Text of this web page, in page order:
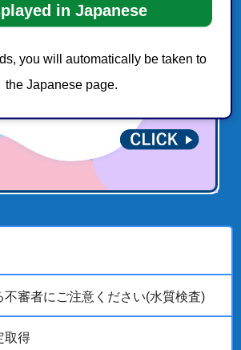
in Japanese
you will automatically be taken to
the Japanese page.
不審者にご注意ください(水質検査)
取得